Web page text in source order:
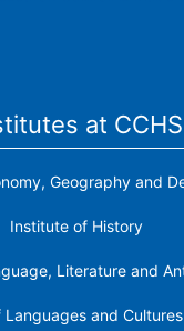
at CCHS
Geography and
Institute of History
Literature and
Languages ​​and